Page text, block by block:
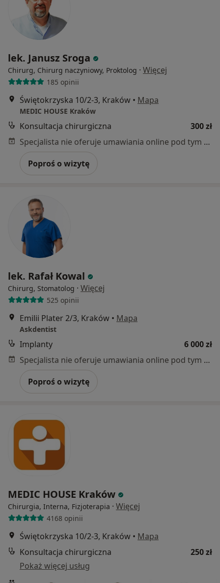
lek. Janusz Sroga
Chirurg, Chirurg naczyniowy, Proktolog · Więcej
185 opinii
Świętokrzyska 10/2-3, Kraków • Mapa
MEDIC HOUSE Kraków
Konsultacja chirurgiczna
300 zł
Specjalista nie oferuje umawiania online pod tym adresem.
Poproś o wizytę
lek. Rafał Kowal
Chirurg, Stomatolog · Więcej
525 opinii
Emilii Plater 2/3, Kraków • Mapa
Askdentist
Implanty
6 000 zł
Specjalista nie oferuje umawiania online pod tym adresem.
Poproś o wizytę
MEDIC HOUSE Kraków
Chirurgia, Interna, Fizjoterapia · Więcej
4168 opinii
Świętokrzyska 10/2-3, Kraków • Mapa
Konsultacja chirurgiczna
250 zł
Pokaż więcej usług